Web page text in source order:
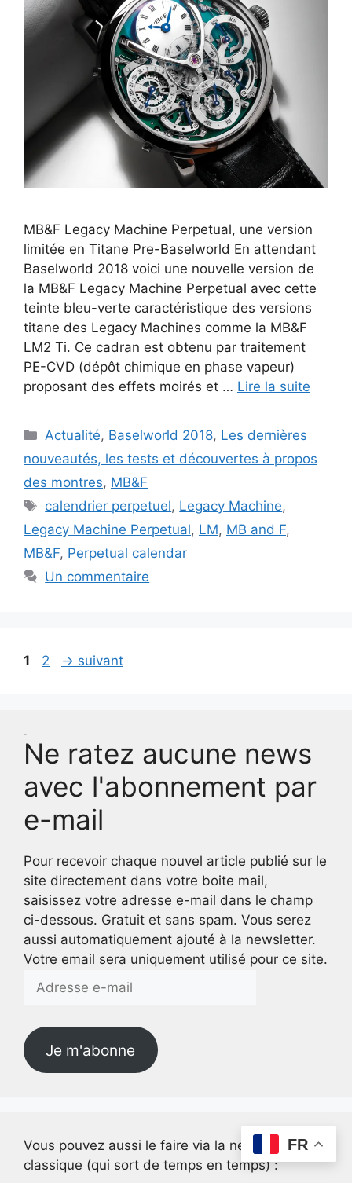
MB&F Legacy Machine Perpetual, une version
limitée en Titane Pre-Baselworld En attendant
Baselworld 2018 voici une nouvelle version de
la MB&F Legacy Machine Perpetual avec cette
teinte bleu-verte caractéristique des versions
titane des Legacy Machines comme la MB&F
LM2 Ti. Ce cadran est obtenu par traitement
PE-CVD (dépôt chimique en phase vapeur)
proposant des effets moirés et … Lire la suite
Catégories
Actualité, Baselworld 2018, Les dernières
nouveautés, les tests et découvertes à propos
des montres, MB&F
Étiquettes
calendrier perpetuel, Legacy Machine,
Legacy Machine Perpetual, LM, MB and F,
MB&F, Perpetual calendar
Un commentaire
Page
1 Page
2 → suivant
Ne ratez aucune news
avec l'abonnement par
e-mail
Pour recevoir chaque nouvel article publié sur le
site directement dans votre boite mail,
saisissez votre adresse e-mail dans le champ
ci-dessous. Gratuit et sans spam. Vous serez
aussi automatiquement ajouté à la newsletter.
Votre email sera uniquement utilisé pour ce site.
Adresse
Je m'abonne
Vous pouvez aussi le faire via la newsletter
classique (qui sort de temps en temps) :
FR